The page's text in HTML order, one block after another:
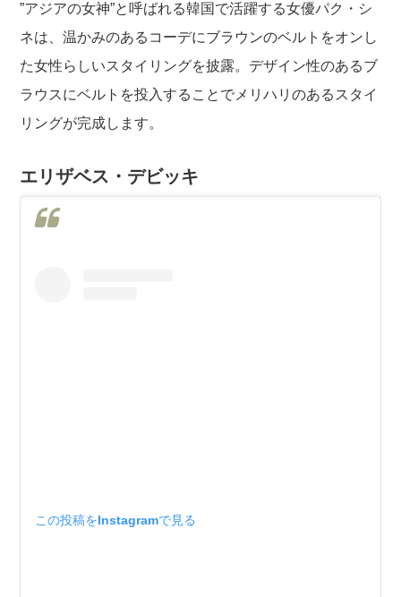
”アジアの女神”と呼ばれる韓国で活躍する女優パク・シ
ネは、温かみのあるコーデにブラウンのベルトをオンし
た女性らしいスタイリングを披露。デザイン性のあるブ
ラウスにベルトを投入することでメリハリのあるスタイ
リングが完成します。
エリザベス・デビッキ
この投稿をInstagramで見る